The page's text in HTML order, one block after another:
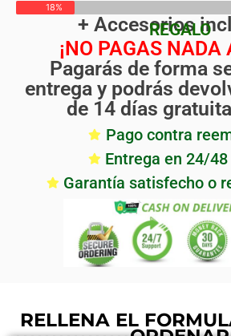
18%
+ Accesorios
REGALO
¡NO PAGAS NADA
Pagarás de forma
entrega y podrás
de 14 días
Pago contra
Entrega en 24/
Garantía satisfecho o
RELLENA EL